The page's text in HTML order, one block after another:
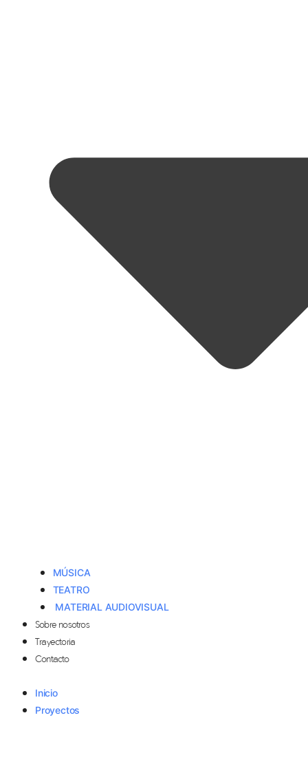
MÚSICA
TEATRO
MATERIAL AUDIOVISUAL
Sobre nosotros
Trayectoria
Contacto
Inicio
Proyectos